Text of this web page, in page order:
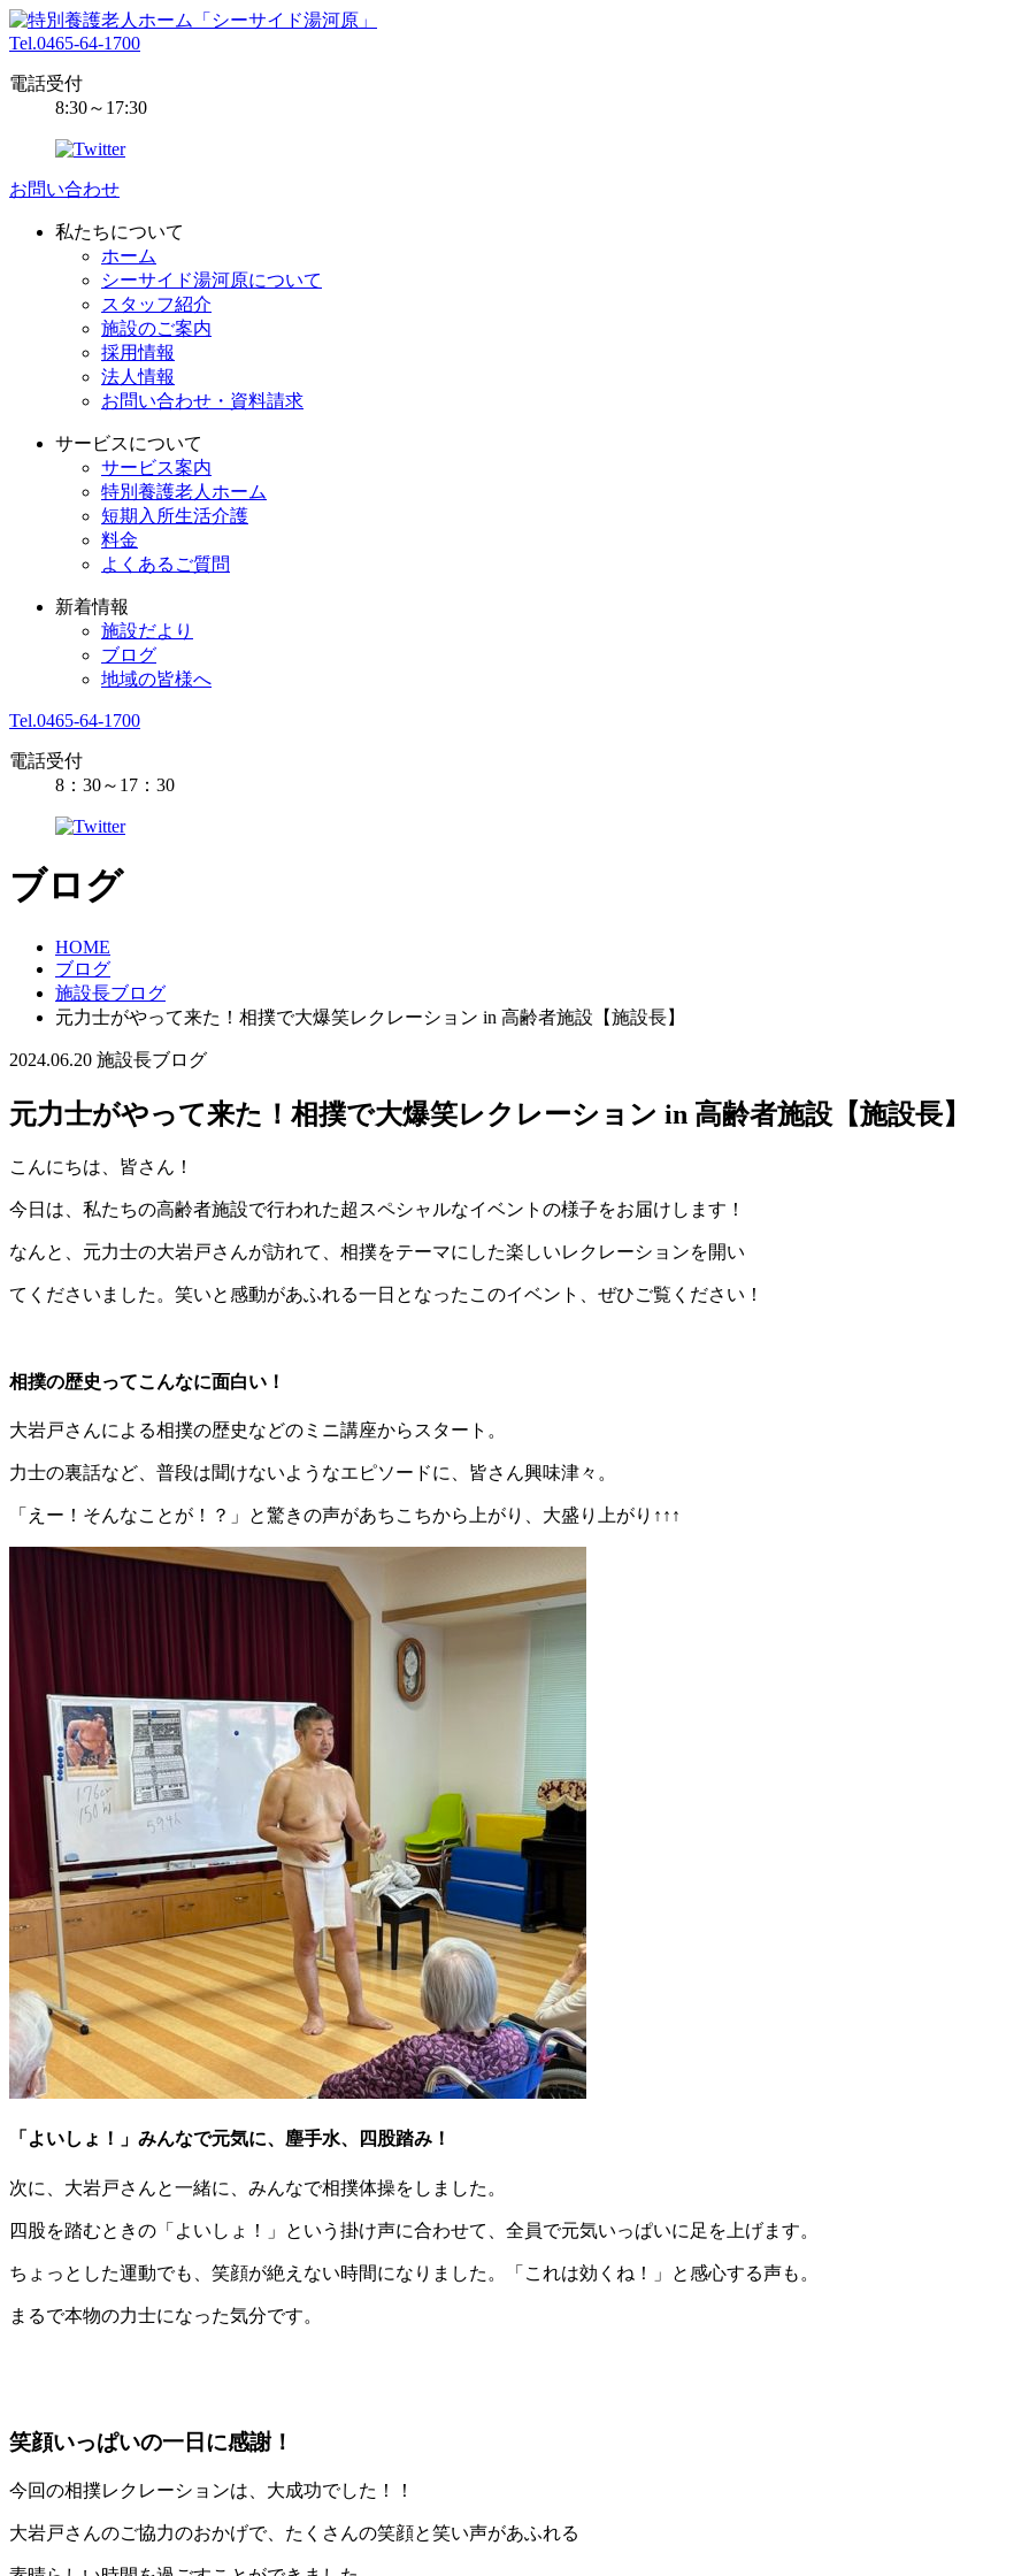
Tel.0465-64-1700
電話受付
8:30～17:30
お問い合わせ
私たちについて
ホーム
シーサイド湯河原について
スタッフ紹介
施設のご案内
採用情報
法人情報
お問い合わせ・資料請求
サービスについて
サービス案内
特別養護老人ホーム
短期入所生活介護
料金
よくあるご質問
新着情報
施設だより
ブログ
地域の皆様へ
Tel.0465-64-1700
電話受付
8：30～17：30
ブログ
HOME
ブログ
施設長ブログ
元力士がやって来た！相撲で大爆笑レクレーション in 高齢者施設【施設長】
2024.06.20 施設長ブログ
元力士がやって来た！相撲で大爆笑レクレーション in 高齢者施設【施設長】
こんにちは、皆さん！
今日は、私たちの高齢者施設で行われた超スペシャルなイベントの様子をお届けします！
なんと、元力士の大岩戸さんが訪れて、相撲をテーマにした楽しいレクレーションを開い
てくださいました。笑いと感動があふれる一日となったこのイベント、ぜひご覧ください！
相撲の歴史ってこんなに面白い！
大岩戸さんによる相撲の歴史などのミニ講座からスタート。
力士の裏話など、普段は聞けないようなエピソードに、皆さん興味津々。
「えー！そんなことが！？」と驚きの声があちこちから上がり、大盛り上がり↑↑↑
「よいしょ！」みんなで元気に、塵手水、四股踏み！
次に、大岩戸さんと一緒に、みんなで相撲体操をしました。
四股を踏むときの「よいしょ！」という掛け声に合わせて、全員で元気いっぱいに足を上げます。
ちょっとした運動でも、笑顔が絶えない時間になりました。「これは効くね！」と感心する声も。
まるで本物の力士になった気分です。
笑顔いっぱいの一日に感謝！
今回の相撲レクレーションは、大成功でした！！
大岩戸さんのご協力のおかげで、たくさんの笑顔と笑い声があふれる